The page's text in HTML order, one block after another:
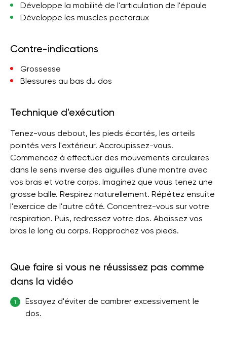
Développe la mobilité de l'articulation de l'épaule
Développe les muscles pectoraux
Contre-indications
Grossesse
Blessures au bas du dos
Technique d'exécution
Tenez-vous debout, les pieds écartés, les orteils
pointés vers l'extérieur. Accroupissez-vous.
Commencez à effectuer des mouvements circulaires
dans le sens inverse des aiguilles d'une montre avec
vos bras et votre corps. Imaginez que vous tenez une
grosse balle. Respirez naturellement. Répétez ensuite
l'exercice de l'autre côté. Concentrez-vous sur votre
respiration. Puis, redressez votre dos. Abaissez vos
bras le long du corps. Rapprochez vos pieds.
Que faire si vous ne réussissez pas comme
dans la vidéo
1
Essayez d'éviter de cambrer excessivement le
dos.